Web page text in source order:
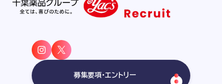
募集要項・エントリー